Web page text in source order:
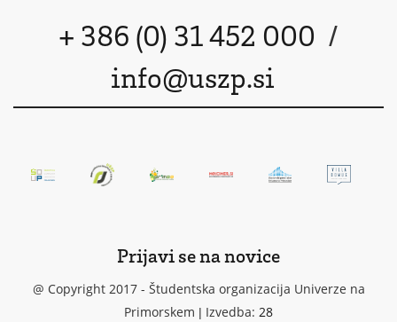
+ 386 (0) 31 452 000 /
info@uszp.si
Prijavi se na novice
@ Copyright 2017 - Študentska organizacija Univerze na
Primorskem | Izvedba: 28